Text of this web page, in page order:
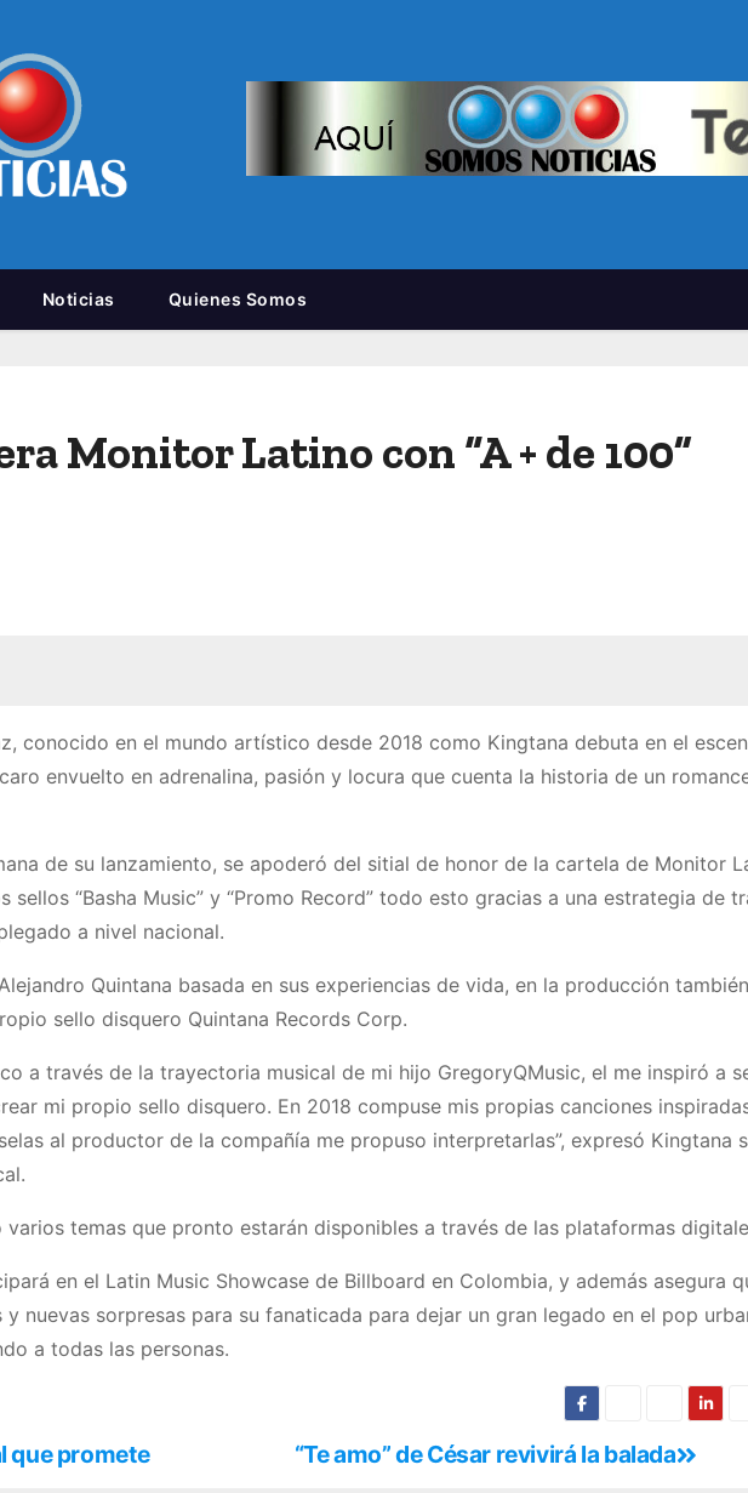
Noticias Quienes Somos
Monitor Latino con “A + de 100”
conocido en el mundo artístico desde 2018 como Kingtana debuta en el
envuelto en adrenalina, pasión y locura que cuenta la historia de un
de su lanzamiento, se apoderó del sitial de honor de la cartela de Monitor
sellos “Basha Music” y “Promo Record” todo esto gracias a una estrategia de
a nivel nacional.
Quintana basada en sus experiencias de vida, en la producción
sello disquero Quintana Records Corp.
a través de la trayectoria musical de mi hijo GregoryQMusic, el me inspiró a
mi propio sello disquero. En 2018 compuse mis propias canciones
al productor de la compañía me propuso interpretarlas”, expresó Kingtana
temas que pronto estarán disponibles a través de las plataformas
en el Latin Music Showcase de Billboard en Colombia, y además asegura
nuevas sorpresas para su fanaticada para dejar un gran legado en el pop
a todas las personas.
“Te amo” de César revivirá la balada
que promete